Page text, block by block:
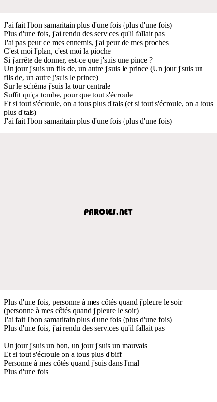
J'ai fait l'bon samaritain plus d'une fois (plus d'une fois)
Plus d'une fois, j'ai rendu des services qu'il fallait pas
J'ai pas peur de mes ennemis, j'ai peur de mes proches
C'est moi l'plan, c'est moi la pioche
Si j'arrête de donner, est-ce que j'suis une pince ?
Un jour j'suis un fils de, un autre j'suis le prince (Un jour j'suis un
fils de, un autre j'suis le prince)
Sur le schéma j'suis la tour centrale
Suffit qu'ça tombe, pour que tout s'écroule
Et si tout s'écroule, on a tous plus d'tals (et si tout s'écroule, on a tous
plus d'tals)
J'ai fait l'bon samaritain plus d'une fois (plus d'une fois)
Plus d'une fois, personne à mes côtés quand j'pleure le soir
(personne à mes côtés quand j'pleure le soir)
J'ai fait l'bon samaritain plus d'une fois (plus d'une fois)
Plus d'une fois, j'ai rendu des services qu'il fallait pas
Un jour j'suis un bon, un jour j'suis un mauvais
Et si tout s'écroule on a tous plus d'biff
Personne à mes côtés quand j'suis dans l'mal
Plus d'une fois